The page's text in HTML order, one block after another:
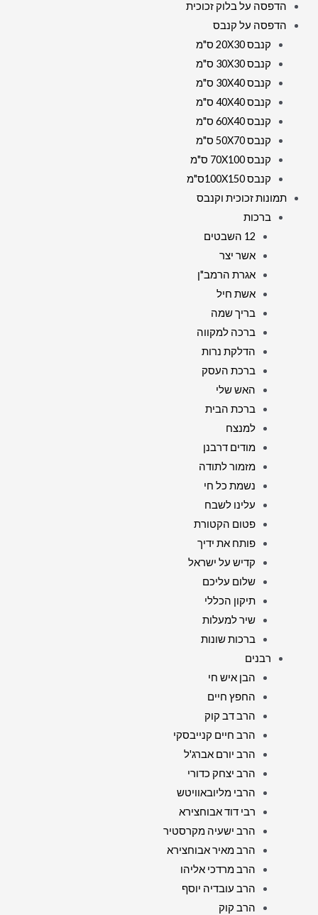
הדפסה על בלוק זכוכית
הדפסה על קנבס
קנבס 20X30 ס"מ
קנבס 30X30 ס"מ
קנבס 30X40 ס"מ
קנבס 40X40 ס"מ
קנבס 60X40 ס"מ
קנבס 50X70 ס"מ
קנבס 70X100 ס"מ
קנבס 100X150ס"מ
תמונות זכוכית וקנבס
ברכות
12 השבטים
אשר יצר
אגרת הרמב"ן
אשת חיל
בריך שמה
ברכה למקווה
הדלקת נרות
ברכת העסק
האש שלי
ברכת הבית
למנצח
מודים דרבנן
מזמור לתודה
נשמת כל חי
עלינו לשבח
פטום הקטורת
פותח את ידיך
קדיש על ישראל
שלום עליכם
תיקון הכללי
שיר למעלות
ברכות שונות
רבנים
הבן איש חי
החפץ חיים
הרב דב קוק
הרב חיים קנייבסקי
הרב יורם אברג'ל
הרב יצחק כדורי
הרבי מליובאוויטש
רבי דוד אבוחצירא
הרב ישעיה מקרסטיר
הרב מאיר אבוחצירא
הרב מרדכי אליהו
הרב עובדיה יוסף
הרב קוק